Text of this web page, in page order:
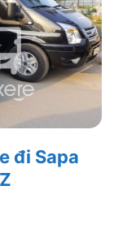
đi Sapa